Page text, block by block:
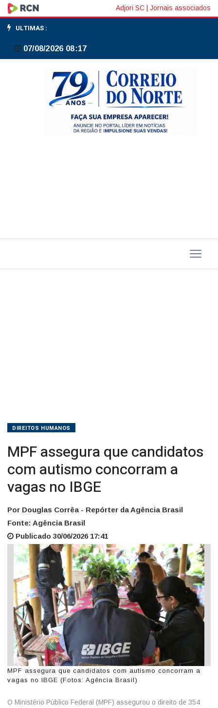
MPF
assegura
que
candidatos
autismo
concorram
Adjori SC Jornais associados
ULTIMAS :
07/08/2026 08:17
DIREITOS HUMANOS
MPF assegura que candidatos
com autismo concorram a
vagas no IBGE
Por Douglas Corrêa - Repórter da Agência Brasil
Fonte: Agência Brasil
Publicado 30/06/2026 17:41
MPF assegura que candidatos com autismo concorram a
vagas no IBGE (Fotos: Agência Brasil)
O Ministério Público Federal (MPF) assegurou o direito de 354